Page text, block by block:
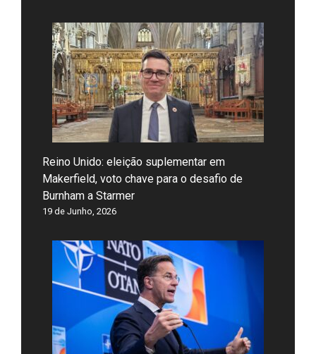
Reino Unido: eleição suplementar em
Makerfield, voto chave para o desafio de
Burnham a Starmer
19 de Junho, 2026